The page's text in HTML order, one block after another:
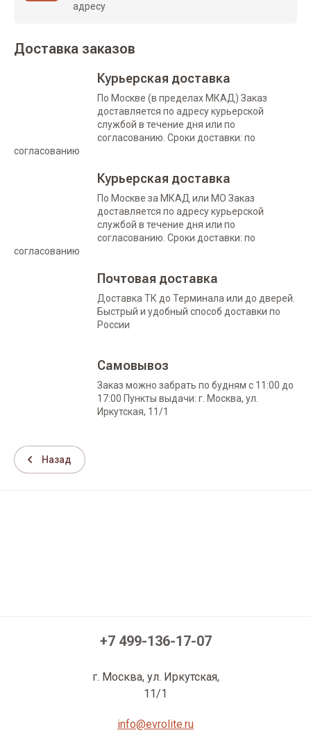
адресу
Доставка заказов
Курьерская доставка
По Москве (в пределах МКАД) Заказ
доставляется по адресу курьерской
службой в течение дня или по
согласованию. Сроки доставки: по
согласованию
Курьерская доставка
По Москве за МКАД или МО Заказ
доставляется по адресу курьерской
службой в течение дня или по
согласованию. Сроки доставки: по
согласованию
Почтовая доставка
Доставка ТК до Терминала или до дверей.
Быстрый и удобный способ доставки по
России
Самовывоз
Заказ можно забрать по будням с 11:00 до
17:00 Пункты выдачи: г. Москва, ул.
Иркутская, 11/1
Назад
+7 499-136-17-07
г. Москва, ул. Иркутская,
11/1
info@evrolite.ru